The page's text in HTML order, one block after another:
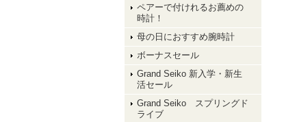
ペアーで付けれるお薦めの
時計！
母の日におすすめ腕時計
ボーナスセール
Grand Seiko 新入学・新生
活セール
Grand Seiko スプリングド
ライブ